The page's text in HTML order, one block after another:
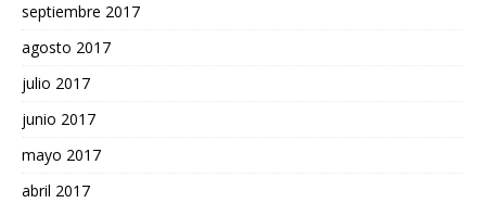
septiembre 2017
agosto 2017
julio 2017
junio 2017
mayo 2017
abril 2017